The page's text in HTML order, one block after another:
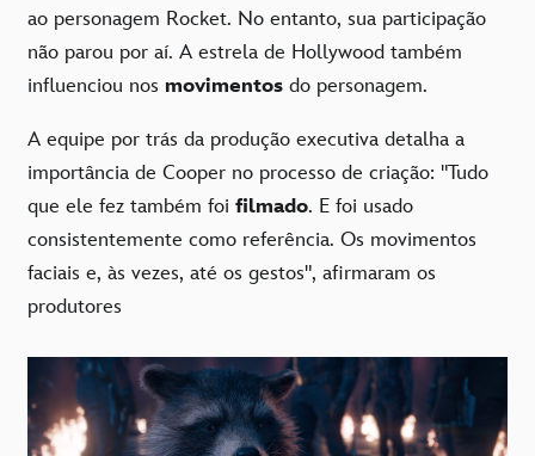
ao personagem Rocket. No entanto, sua participação
não parou por aí. A estrela de Hollywood também
influenciou nos movimentos do personagem.
A equipe por trás da produção executiva detalha a
importância de Cooper no processo de criação: "Tudo
que ele fez também foi filmado. E foi usado
consistentemente como referência. Os movimentos
faciais e, às vezes, até os gestos", afirmaram os
produtores